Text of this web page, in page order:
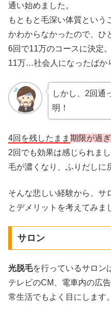
通い始めました。
もともと毛深い体質という
かわからなかったので、ひ
6回で11万のコースに決定。
11万…社会人になったばか
しかし、2回通
明！
4回を残したまま 期限が過
2回でも効果は感じられま
毛が濃くなり、ふりだしに
そんな悲しい経験から、サ
とデメリットを考えてみま
サロン
光脱毛を行っているサロン
テレビのCM、電車内の広
常生活でもよく目にします。